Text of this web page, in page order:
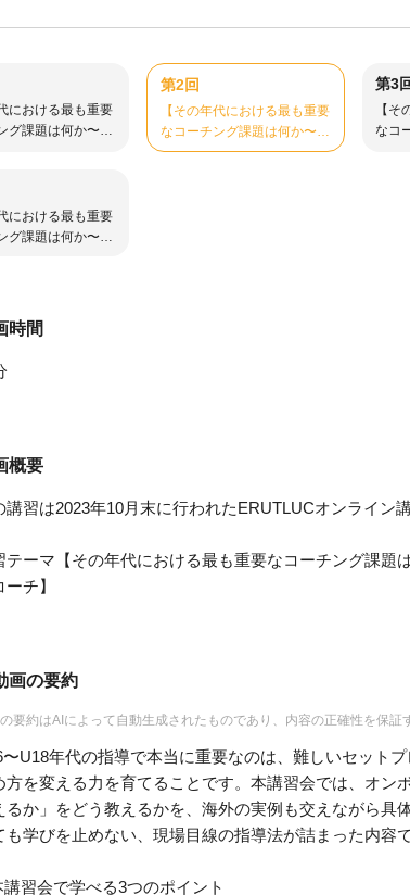
における最も重要
グ課題は何か〜U
第2回
【その年代における最も重要
なコーチング課題は何か〜U
12-18クリエイト局面編〜】
第3
【
なコ
における最も重要
グ課題は何か〜U
時間
概要
講習は2023年10月末に行われたERUTLUCオンライン
テーマ【その年代における最も重要なコーチング課
チ】
画の要約
要約はAIによって自動生成されたものであり、内容の正確性を保証
〜U18年代の指導で本当に重要なのは、難しいセット
方を変える力を育てることです。本講習会では、オン
るか」をどう教えるかを、海外の実例も交えながら具
も学びを止めない、現場目線の指導法が詰まった内容で
講習会で学べる3つのポイント